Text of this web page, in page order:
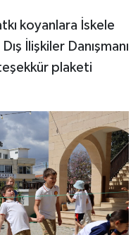
koyanlara İskele
İlişkiler Danışmanı
plaketi